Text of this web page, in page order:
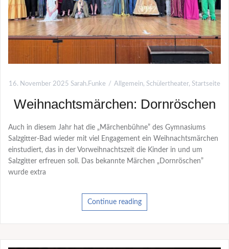
16. November 2025 Sarah.Funke Allgemein, Schülertheater, Startseite
Weihnachtsmärchen: Dornröschen
Auch in diesem Jahr hat die „Märchenbühne” des Gymnasiums
Salzgitter-Bad wieder mit viel Engagement ein Weihnachtsmärchen
einstudiert, das in der Vorweihnachtszeit die Kinder in und um
Salzgitter erfreuen soll. Das bekannte Märchen „Dornröschen”
wurde extra
Continue reading